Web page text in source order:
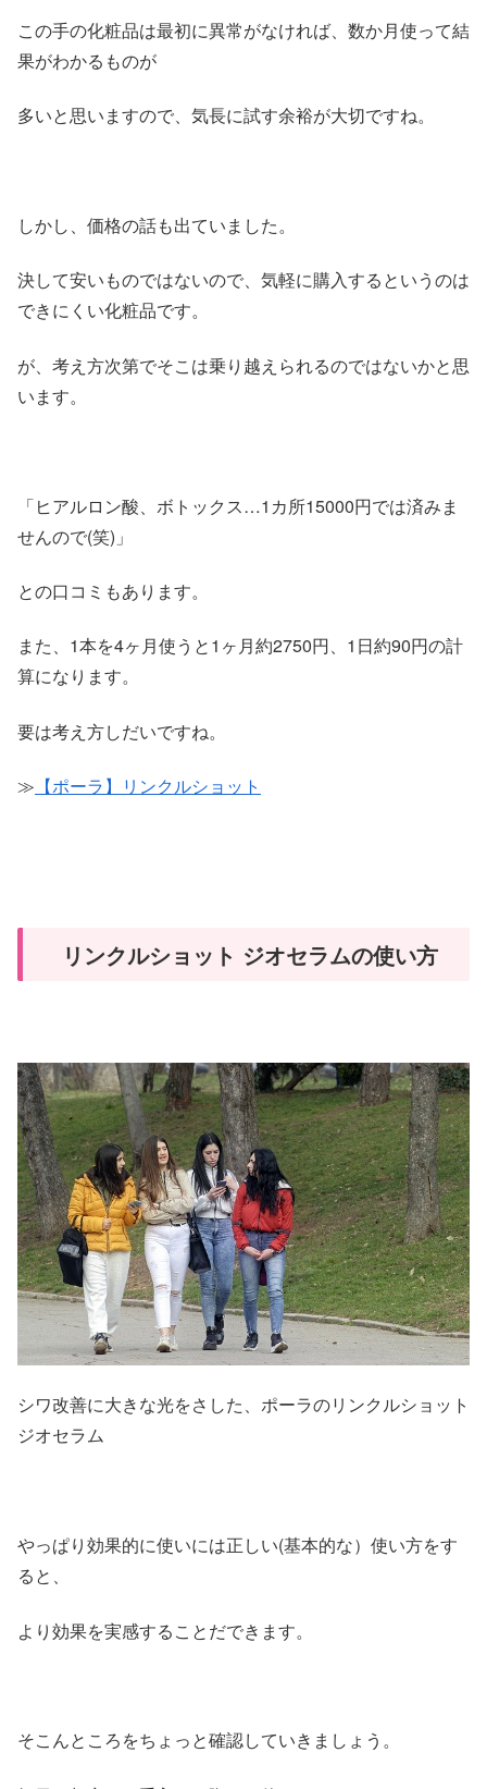
この手の化粧品は最初に異常がなければ、数か月使って結
果がわかるものが
多いと思いますので、気長に試す余裕が大切ですね。
しかし、価格の話も出ていました。
決して安いものではないので、気軽に購入するというのは
できにくい化粧品です。
が、考え方次第でそこは乗り越えられるのではないかと思
います。
「ヒアルロン酸、ボトックス…1カ所15000円では済みま
せんので(笑)」
との口コミもあります。
また、1本を4ヶ月使うと1ヶ月約2750円、1日約90円の計
算になります。
要は考え方しだいですね。
≫ 【ポーラ】リンクルショット
リンクルショット ジオセラムの使い方
シワ改善に大きな光をさした、ポーラのリンクルショット
ジオセラム
やっぱり効果的に使いには正しい(基本的な）使い方をす
ると、
より効果を実感することだできます。
そこんところをちょっと確認していきましょう。